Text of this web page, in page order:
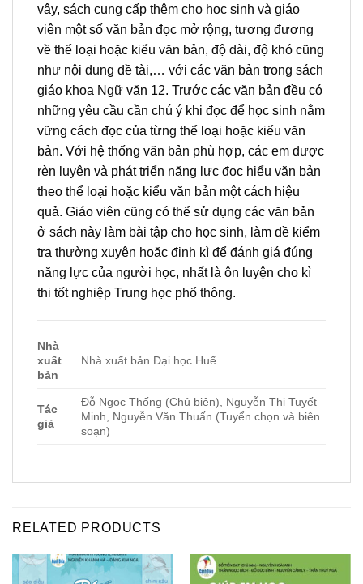
vậy, sách cung cấp thêm cho học sinh và giáo
viên một số văn bản đọc mở rộng, tương đương
về thể loại hoặc kiểu văn bản, độ dài, độ khó cũng
như nội dung đề tài,… với các văn bản trong sách
giáo khoa Ngữ văn 12. Trước các văn bản đều có
những yêu cầu cần chú ý khi đọc để học sinh nắm
vững cách đọc của từng thể loại hoặc kiểu văn
bản. Với hệ thống văn bản phù hợp, các em được
rèn luyện và phát triển năng lực đọc hiểu văn bản
theo thể loại hoặc kiểu văn bản một cách hiệu
quả. Giáo viên cũng có thể sử dụng các văn bản
ở sách này làm bài tập cho học sinh, làm đề kiểm
tra thường xuyên hoặc định kì để đánh giá đúng
năng lực của người học, nhất là ôn luyện cho kì
thi tốt nghiệp Trung học phổ thông.
Nhà
xuất
bản
Nhà xuất bản Đại học Huế
Tác
giả
Đỗ Ngọc Thống (Chủ biên), Nguyễn Thị Tuyết
Minh, Nguyễn Văn Thuấn (Tuyển chọn và biên
soạn)
RELATED PRODUCTS